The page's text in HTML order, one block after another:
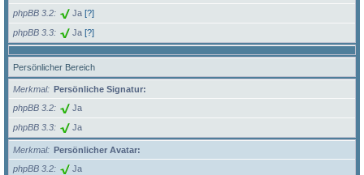
phpBB 3.2
Ja [?]
phpBB 3.3 Ja [?]
Persönlicher Bereich
Merkmal
Persönliche Signatur:
phpBB 3.2
Ja
phpBB 3.3 Ja
Merkmal
Persönlicher Avatar:
phpBB 3.2
Ja